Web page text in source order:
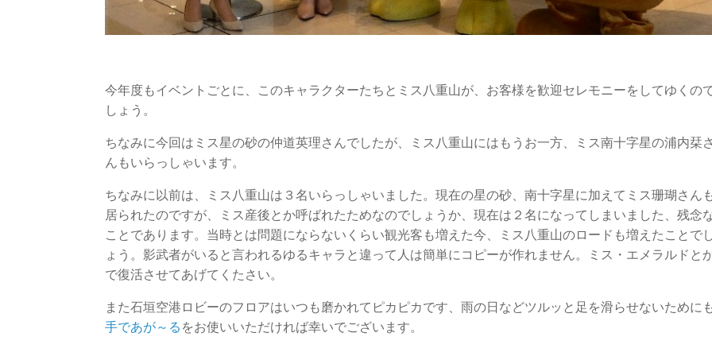
今年度もイベントごとに、このキャラクターたちとミス八重山が、お客様を歓迎セレモニーをしてゆくの
しょう。
ちなみに今回はミス星の砂の仲道英理さんでしたが、ミス八重山にはもうお一方、ミス南十字星の浦内栞さ
んもいらっしゃいます。
ちなみに以前は、ミス八重山は３名いらっしゃいました。現在の星の砂、南十字星に加えてミス珊瑚さん
居られたのですが、ミス産後とか呼ばれたためなのでしょうか、現在は２名になってしまいました、残念
ことであります。当時とは問題にならないくらい観光客も増えた今、ミス八重山のロードも増えたことで
ょう。影武者がいると言われるゆるキャラと違って人は簡単にコピーが作れません。ミス・エメラルドと
で復活させてあげてくたさい。
また石垣空港ロビーのフロアはいつも磨かれてピカピカです、雨の日などツルッと足を滑らせないために
手であが～る をお使いいただければ幸いでございます。